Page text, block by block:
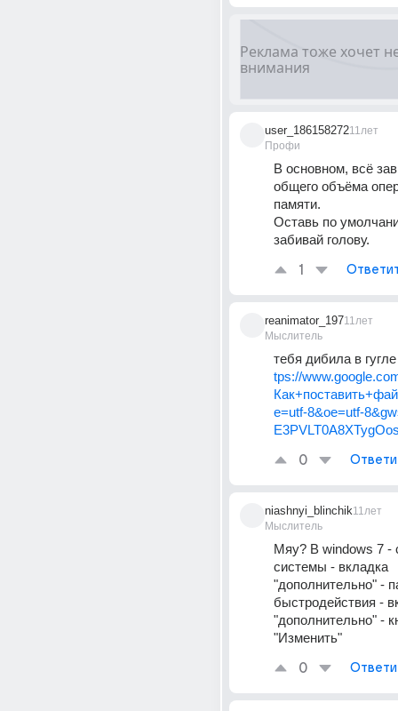
user_186158272
Профи
11лет
В основном, всё
общего объёма
памяти.
Оставь по
забивай голову.
1
reanimator_197
Мыслитель
11лет
тебя дибила в
tps://
e=utf-8&oe=utf-
0
niashnyi_blinchik
Мыслитель
11лет
Мяу? В windows 7 -
системы - вкладка
"дополнительно" -
быстродействия -
"дополнительно" -
"Изменить"
0